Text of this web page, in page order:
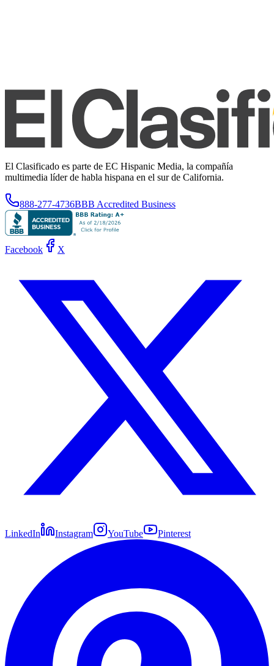
El Clasificado es parte de EC Hispanic Media, la compañía
multimedia líder de habla hispana en el sur de California.
888-277-4736BBB Accredited Business
Facebook X
LinkedIn Instagram YouTube Pinterest